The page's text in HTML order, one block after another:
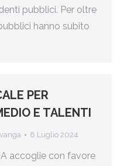
pubblici. Per oltre
hanno subito
PER
E TALENTI
8 Luglio 2024
accoglie con favore